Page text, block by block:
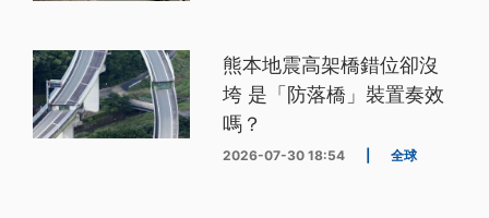
熊本地震高架橋錯位卻沒
垮 是「防落橋」裝置奏效
嗎？
2026-07-30 18:54 全球